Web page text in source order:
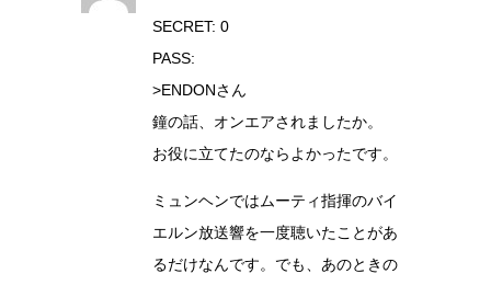
SECRET: 0
PASS:
>ENDONさん
鐘の話、オンエアされましたか。
お役に立てたのならよかったです。
ミュンヘンではムーティ指揮のバイ
エルン放送響を一度聴いたことがあ
るだけなんです。でも、あのときの